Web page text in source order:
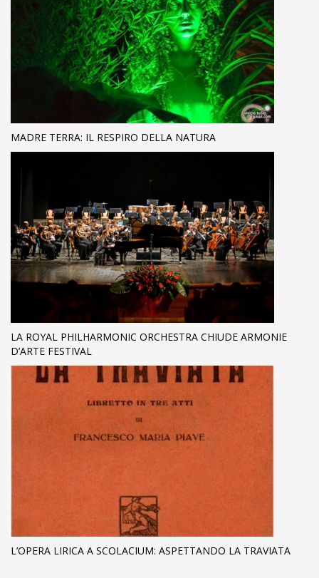
MADRE TERRA: IL RESPIRO DELLA NATURA
LA ROYAL PHILHARMONIC ORCHESTRA CHIUDE ARMONIE
D’ARTE FESTIVAL
L’OPERA LIRICA A SCOLACIUM: ASPETTANDO LA TRAVIATA